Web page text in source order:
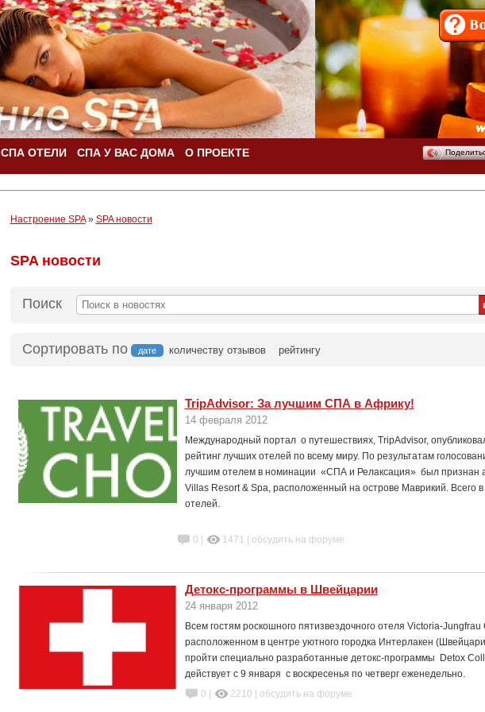
СПА ОТЕЛИ СПА У ВАС ДОМА О ПРОЕКТЕ
Настроение SPA» SPA новости
SPA новости
Поиск
Сортировать по дате количеству отзывов рейтингу
TripAdvisor: За лучшим СПА в Африку!
14 февраля 2012
Международный портал о путешествиях, TripAdvisor,
рейтинг лучших отелей по всему миру. По результатам
лучшим отелем в номинации «СПА и Релаксация» был признан
Villas Resort & Spa, расположенный на острове Маврикий. Всего
отелей.
0 | 1471 обсудить на форуме
Детокс-программы в Швейцарии
24 января 2012
Всем гостям роскошного пятизвездочного отеля Victoria-
расположенном в центре уютного городка Интерлакен
пройти специально разработанные детокс-программы Detox
действует с 9 января с воскресенья по четверг еженедельно.
0 |
2210 обсудить на форуме